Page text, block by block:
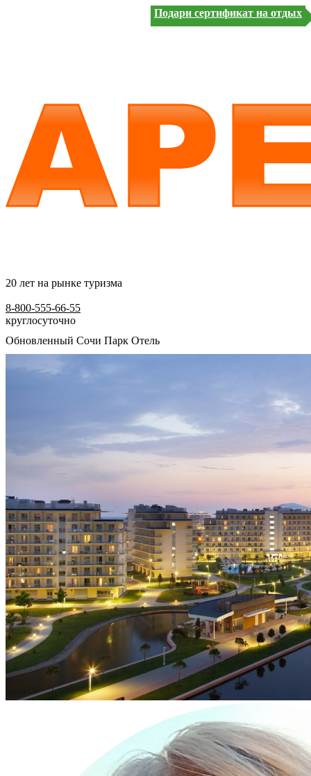
Подари сертификат на отдых
20 лет на рынке туризма
8-800-555-66-55
круглосуточно
Обновленный Сочи Парк Отель